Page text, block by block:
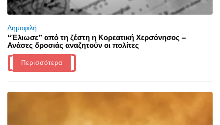
Δημοφιλή
“Έλιωσε” από τη ζέστη η Κορεατική Χερσόνησος –
Ανάσες δροσιάς αναζητούν οι πολίτες
Περισσότερα